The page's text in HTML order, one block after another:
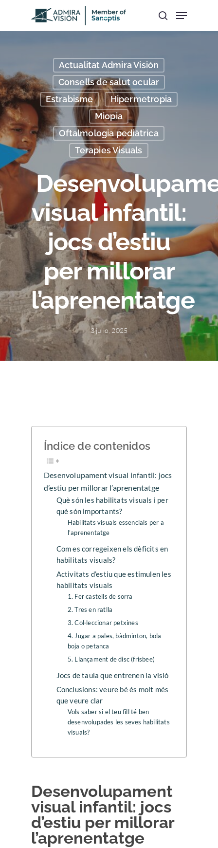
Hit enter to search or ESC to close
Actualitat Admira Visión
Consells de salut ocular
Estrabisme
Hipermetropia
Miopia
Oftalmologia pediàtrica
Terapies Visuals
visual infantil:
jocs d’estiu
per millorar
l’aprenentatge
3 julio, 2025
Índice de contenidos
Desenvolupament visual infantil: jocs
d’estiu per millorar l’aprenentatge
Què són les habilitats visuals i per
què són importants?
Habilitats visuals essencials per a
l’aprenentatge
Com es corregeixen els dèficits en
habilitats visuals?
Activitats d’estiu que estimulen les
habilitats visuals
1. Fer castells de sorra
2. Tres en ratlla
3. Col·leccionar petxines
4. Jugar a pales, bàdminton, bola
boja o petanca
5. Llançament de disc (frisbee)
Jocs de taula que entrenen la visió
Conclusions: veure bé és molt més
que veure clar
Vols saber si el teu fill té ben
desenvolupades les seves habilitats
visuals?
Desenvolupament
visual infantil: jocs
d’estiu per millorar
l’aprenentatge